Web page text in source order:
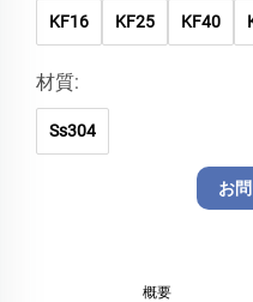
KF16 KF25 KF40
材質:
Ss304
お
概要